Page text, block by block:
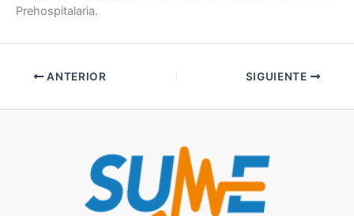
Prehospitalaria.
ANTERIOR SIGUIENTE